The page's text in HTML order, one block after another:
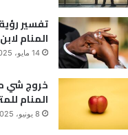
تفسير
المنام
14 مايو، 2025
خروج شي
المنام
8 يونيو، 2025